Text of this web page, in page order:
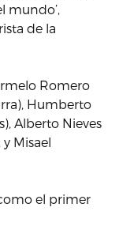
mundo’,
de la
Romero
Humberto
Alberto Nieves
Misael
el primer